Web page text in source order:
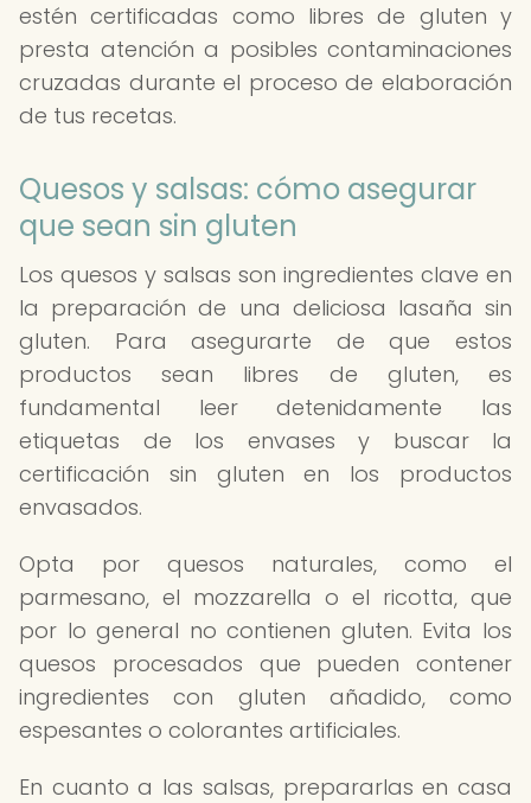
estén certificadas como libres de gluten y
presta atención a posibles contaminaciones
cruzadas durante el proceso de elaboración
de tus recetas.
Quesos y salsas: cómo asegurar
que sean sin gluten
Los quesos y salsas son ingredientes clave en
la preparación de una deliciosa lasaña sin
gluten. Para asegurarte de que estos
productos sean libres de gluten, es
fundamental leer detenidamente las
etiquetas de los envases y buscar la
certificación sin gluten en los productos
envasados.
Opta por quesos naturales, como el
parmesano, el mozzarella o el ricotta, que
por lo general no contienen gluten. Evita los
quesos procesados que pueden contener
ingredientes con gluten añadido, como
espesantes o colorantes artificiales.
En cuanto a las salsas, prepararlas en casa